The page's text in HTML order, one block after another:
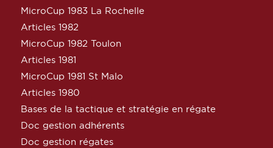
MicroCup 1983 La Rochelle
Articles 1982
MicroCup 1982 Toulon
Articles 1981
MicroCup 1981 St Malo
Articles 1980
Bases de la tactique et stratégie en régate
Doc gestion adhérents
Doc gestion régates